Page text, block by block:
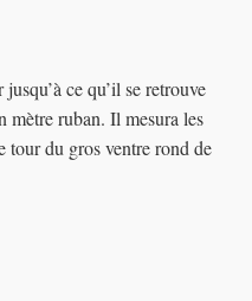
who is stupid! I will
Let me try these clothes!”
ce qu’il se retrouve
mètre ruban. Il mesura les
tour du gros ventre rond de